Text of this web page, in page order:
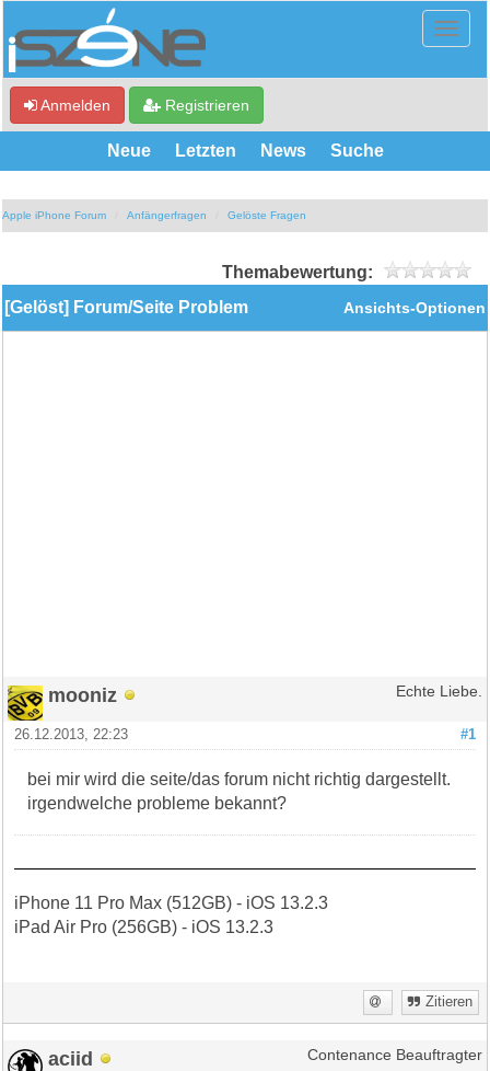
Anmelden Registrieren
Neue Letzten News Suche
Apple iPhone Forum Anfängerfragen Gelöste Fragen
Themabewertung:
Ansichts-Optionen
[Gelöst] Forum/Seite Problem
mooniz Echte Liebe.
#1
26.12.2013, 22:23
bei mir wird die seite/das forum nicht richtig dargestellt.
irgendwelche probleme bekannt?
iPhone 11 Pro Max (512GB) - iOS 13.2.3
iPad Air Pro (256GB) - iOS 13.2.3
Zitieren
aciid Contenance Beauftragter